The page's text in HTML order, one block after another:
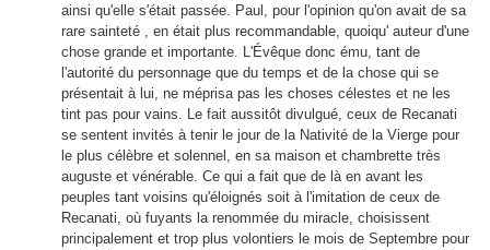
ainsi qu'elle s'était passée. Paul, pour l'opinion qu'on avait de sa
rare sainteté , en était plus recommandable, quoiqu' auteur d'une
chose grande et importante. L'Évêque donc ému, tant de
l'autorité du personnage que du temps et de la chose qui se
présentait à lui, ne méprisa pas les choses célestes et ne les
tint pas pour vains. Le fait aussitôt divulgué, ceux de Recanati
se sentent invités à tenir le jour de la Nativité de la Vierge pour
le plus célèbre et solennel, en sa maison et chambrette très
auguste et vénérable. Ce qui a fait que de là en avant les
peuples tant voisins qu'éloignés soit à l'imitation de ceux de
Recanati, où fuyants la renommée du miracle, choisissent
principalement et trop plus volontiers le mois de Septembre pour